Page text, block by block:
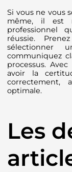
Si vous ne vous
même, il est
professionnel
réussie.
sélectionner
communiquez
processus.
avoir la
optimale.
Les